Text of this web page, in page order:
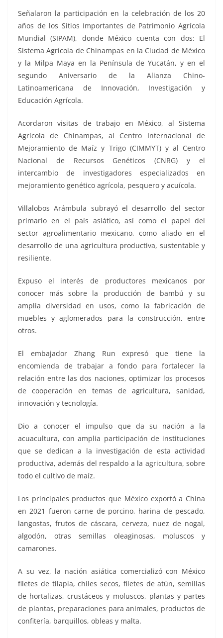
Señalaron la participación en la celebración de los 20
años de los Sitios Importantes de Patrimonio Agrícola
Mundial (SIPAM), donde México cuenta con dos: El
Sistema Agrícola de Chinampas en la Ciudad de México
y la Milpa Maya en la Península de Yucatán, y en el
segundo Aniversario de la Alianza Chino-
Latinoamericana de Innovación, Investigación y
Educación Agrícola.
Acordaron visitas de trabajo en México, al Sistema
Agrícola de Chinampas, al Centro Internacional de
Mejoramiento de Maíz y Trigo (CIMMYT) y al Centro
Nacional de Recursos Genéticos (CNRG) y el
intercambio de investigadores especializados en
mejoramiento genético agrícola, pesquero y acuícola.
Villalobos Arámbula subrayó el desarrollo del sector
primario en el país asiático, así como el papel del
sector agroalimentario mexicano, como aliado en el
desarrollo de una agricultura productiva, sustentable y
resiliente.
Expuso el interés de productores mexicanos por
conocer más sobre la producción de bambú y su
amplia diversidad en usos, como la fabricación de
muebles y aglomerados para la construcción, entre
otros.
El embajador Zhang Run expresó que tiene la
encomienda de trabajar a fondo para fortalecer la
relación entre las dos naciones, optimizar los procesos
de cooperación en temas de agricultura, sanidad,
innovación y tecnología.
Dio a conocer el impulso que da su nación a la
acuacultura, con amplia participación de instituciones
que se dedican a la investigación de esta actividad
productiva, además del respaldo a la agricultura, sobre
todo el cultivo de maíz.
Los principales productos que México exportó a China
en 2021 fueron carne de porcino, harina de pescado,
langostas, frutos de cáscara, cerveza, nuez de nogal,
algodón, otras semillas oleaginosas, moluscos y
camarones.
A su vez, la nación asiática comercializó con México
filetes de tilapia, chiles secos, filetes de atún, semillas
de hortalizas, crustáceos y moluscos, plantas y partes
de plantas, preparaciones para animales, productos de
confitería, barquillos, obleas y malta.